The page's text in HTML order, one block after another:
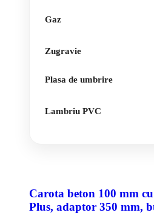
Gaz
Zugravie
Plasa de umbrire
Lambriu PVC
Carota beton 100 mm
Plus, adaptor 350 mm,